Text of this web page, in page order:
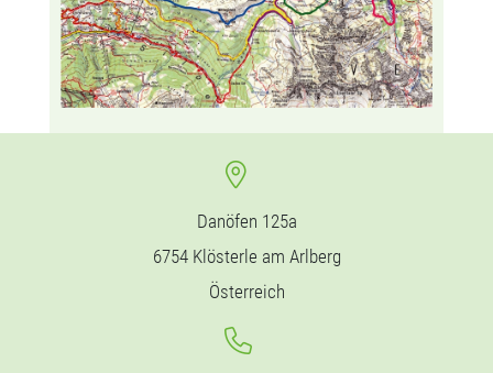
Danöfen 125a
6754 Klösterle am Arlberg
Österreich